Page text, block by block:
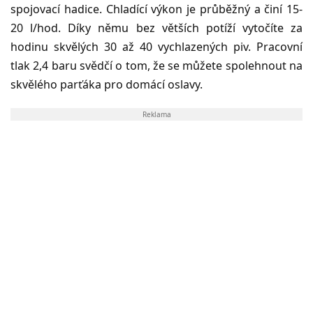
spojovací hadice. Chladící výkon je průběžný a činí 15-
20 l/hod. Díky němu bez větších potíží vytočíte za
hodinu skvělých 30 až 40 vychlazených piv. Pracovní
tlak 2,4 baru svědčí o tom, že se můžete spolehnout na
skvělého parťáka pro domácí oslavy.
Reklama